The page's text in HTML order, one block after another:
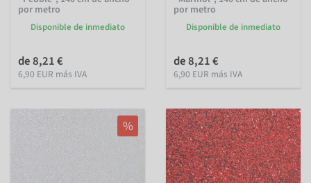
por metro
Disponible de inmediato
de 8,21 €
6,90 EUR más IVA
por metro
Disponible de inmediato
de 8,21 €
6,90 EUR más IVA
%